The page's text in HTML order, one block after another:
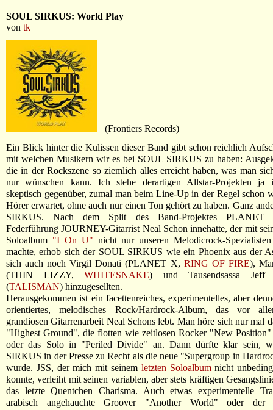
SOUL SIRKUS: World Play
von tk
(Frontiers Records)
Ein Blick hinter die Kulissen dieser Band gibt schon reichlich
mit welchen Musikern wir es bei SOUL SIRKUS zu haben:
die in der Rockszene so ziemlich alles erreicht haben, was man
nur wünschen kann. Ich stehe derartigen Allstar-Projekten ja
skeptisch gegenüber, zumal man beim Line-Up in der Regel schon
Hörer erwartet, ohne auch nur einen Ton gehört zu haben. Ganz
SIRKUS. Nach dem Split des Band-Projektes PLANET
Federführung JOURNEY-Gitarrist Neal Schon innehatte, der mit
Soloalbum "I On U" nicht nur unseren Melodicrock-
machte, erhob sich der SOUL SIRKUS wie ein Phoenix aus der
sich auch noch Virgil Donati (PLANET X, RING OF FIRE),
(THIN LIZZY,WHITESNAKE) und Tausendsassa Jeff
(TALISMAN) hinzugesellten.
Herausgekommen ist ein facettenreiches, experimentelles, aber
orientiertes, melodisches Rock/Hardrock-Album, das vor
grandiosen Gitarrenarbeit Neal Schons lebt. Man höre sich nur mal
"Highest Ground", die flotten wie zeitlosen Rocker "New
oder das Solo in "Periled Divide" an. Dann dürfte klar sein,
SIRKUS in der Presse zu Recht als die neue "Supergroup in
wurde. JSS, der mich mit seinem letzten Soloalbumnicht
konnte, verleiht mit seinen variablen, aber stets kräftigen
das letzte Quentchen Charisma. Auch etwas experimentelle
arabisch angehauchte Groover "Another World" oder der